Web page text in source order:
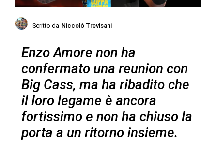
Scritto da Niccolò Trevisani
Enzo Amore non ha
confermato una reunion con
Big Cass, ma ha ribadito che
il loro legame è ancora
fortissimo e non ha chiuso la
porta a un ritorno insieme.